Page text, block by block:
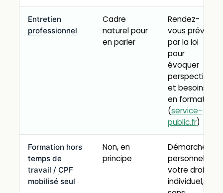
Entretien
professionnel
Cadre
naturel pour
en parler
Rendez-
vous prévu
par la loi
pour
évoquer
perspectives
et besoins
en formation
(service-
public.fr)
Formation hors
temps de
travail /CPF
mobilisé seul
Non, en
principe
Démarche
personnelle,
votre droit
individuel,